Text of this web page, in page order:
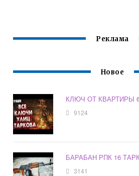
Реклама
Новое
КЛЮЧ ОТ КВАРТИРЫ
9124
БАРАБАН РПК 16
3141